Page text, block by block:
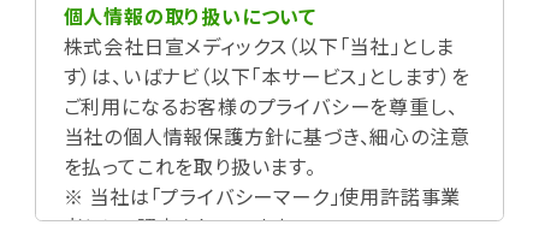
個人情報の取り扱いについて
株式会社日宣メディックス（以下「当社」としま
す）は、いばナビ（以下「本サービス」とします）を
ご利用になるお客様のプライバシーを尊重し、
当社の個人情報保護方針に基づき、細心の注意
を払ってこれを取り扱います。
※ 当社は「プライバシーマーク」使用許諾事業
者として認定されています。